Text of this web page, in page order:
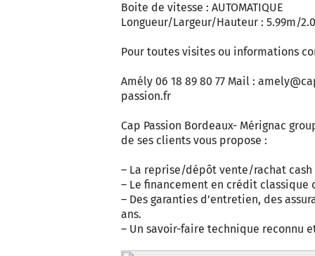
Boite de vitesse : AUTOMATIQUE
Longueur/Largeur/Hauteur : 5.99m/
Pour toutes visites ou informations
Amély 06 18 89 80 77 Mail :
passion.fr
Cap Passion Bordeaux- Mérignac
de ses clients vous propose :
– La reprise/dépôt vente/rachat
– Le financement en crédit classique
– Des garanties d’entretien, des
ans.
– Un savoir-faire technique reconnu